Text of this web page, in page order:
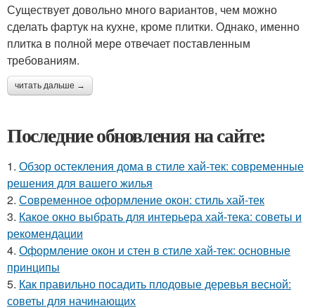
Существует довольно много вариантов, чем можно
сделать фартук на кухне, кроме плитки. Однако, именно
плитка в полной мере отвечает поставленным
требованиям.
читать дальше →
Последние обновления на сайте:
1. Обзор остекления дома в стиле хай-тек: современные
решения для вашего жилья
2. Современное оформление окон: стиль хай-тек
3. Какое окно выбрать для интерьера хай-тека: советы и
рекомендации
4. Оформление окон и стен в стиле хай-тек: основные
принципы
5. Как правильно посадить плодовые деревья весной:
советы для начинающих